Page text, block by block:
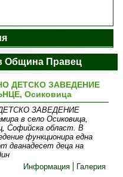
Община Правец
ДЕТСКО ЗАВЕДЕНИЕ
Осиковица
ЗАВЕДЕНИЕ
в село Осиковица,
Софийска област. В
функционира една
дванадесет деца на
Информация
Галерия